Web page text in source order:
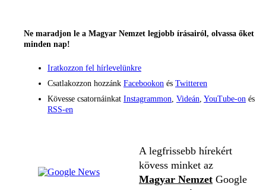
Ne maradjon le a Magyar Nemzet legjobb írásairól, olvassa őket
minden nap!
Iratkozzon fel hírlevelünkre
Csatlakozzon hozzánk Facebookon és Twitteren
Kövesse csatornáinkat Instagrammon, Videán, YouTube-on és
RSS-en
A legfrissebb hírekért
kövess minket az
Magyar Nemzet Google